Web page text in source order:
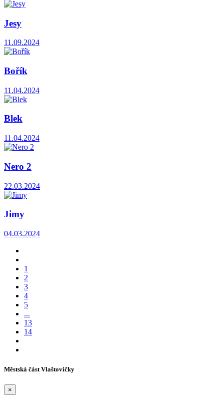
Jesy
11.09.2024
Bořík
11.04.2024
Blek
11.04.2024
Nero 2
22.03.2024
Jimy
04.03.2024
1
2
3
4
5
...
13
14
Městská část Vlaštovičky
×